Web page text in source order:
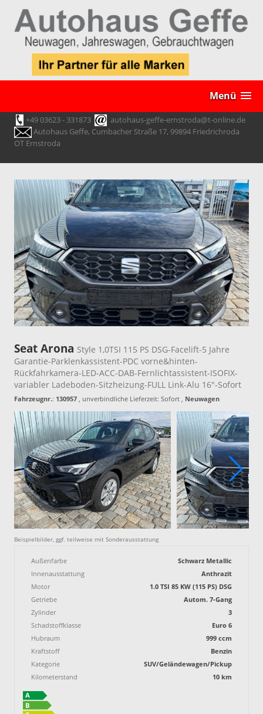
Menü
+49 03623 - 331873
autohaus-geffe-ernstroda@t-online.de
Autohaus Geffe, Cumbacher Straße 17, 99894 Friedrichroda
OT Ernstroda
Seat Arona Style 1,0TSI 115 PS DSG-Facelift-5 Jahre
Garantie-Parklenkassistent-PDC vorne&hinten-
Rückfahrkamera-LED-ACC-DAB-Fernlichtassistent-ISOFIX-
variabler Ladeboden-Sitzheizung-FULL Link-Alu 16"-Sofort
Fahrzeugnr.: 130957 , unverbindliche Lieferzeit: Sofort , Neuwagen
Beispielbilder, ggf. teilweise mit Sonderausstattung
Außenfarbe
Schwarz Metallic
Innenausstattung
Anthrazit
Motor
1.0 TSI 85 KW (115 PS) DSG
Getriebe
Autom. 7-Gang
Zylinder
3
Schadstoffklasse
Euro 6
Hubraum
999 ccm
Kraftstoff
Benzin
Kategorie
SUV/Geländewagen/Pickup
Kilometerstand
10 km